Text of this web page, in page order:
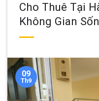
Cho Thuê Tại
Không Gian
09
Th9